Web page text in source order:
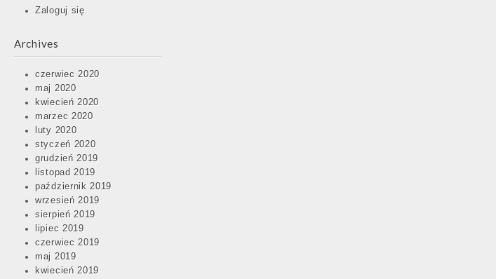
Zaloguj się
Archives
czerwiec 2020
maj 2020
kwiecień 2020
marzec 2020
luty 2020
styczeń 2020
grudzień 2019
listopad 2019
październik 2019
wrzesień 2019
sierpień 2019
lipiec 2019
czerwiec 2019
maj 2019
kwiecień 2019